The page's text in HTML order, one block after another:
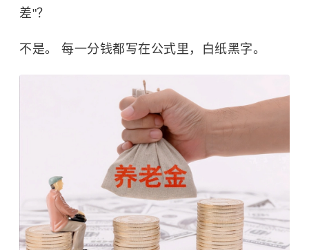
差"？
不是。 每一分钱都写在公式里，白纸黑字。